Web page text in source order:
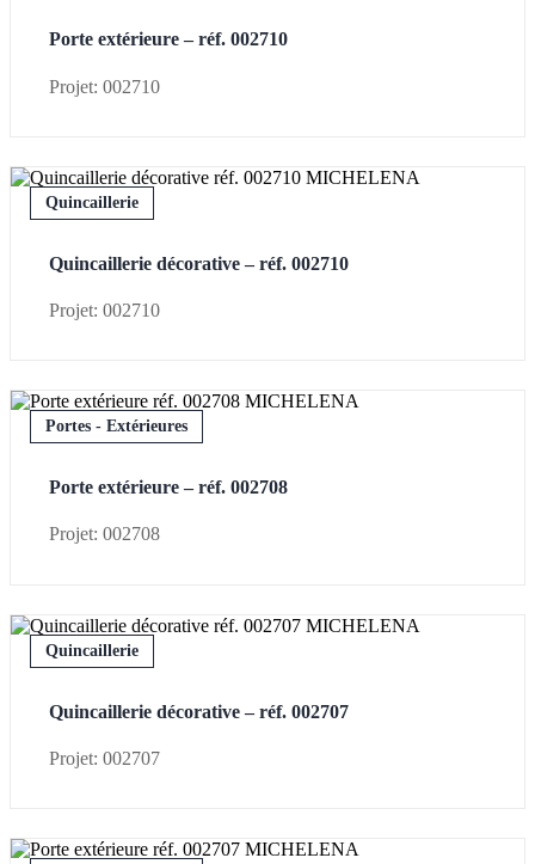
Porte extérieure – réf. 002710
Projet: 002710
Quincaillerie
Quincaillerie décorative – réf. 002710
Projet: 002710
Portes - Extérieures
Porte extérieure – réf. 002708
Projet: 002708
Quincaillerie
Quincaillerie décorative – réf. 002707
Projet: 002707